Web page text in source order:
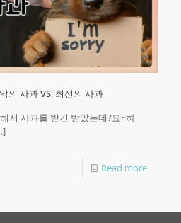
의 사과 VS. 최선의 사과
서 사과를 받긴 받았는데?묘~하
Read more